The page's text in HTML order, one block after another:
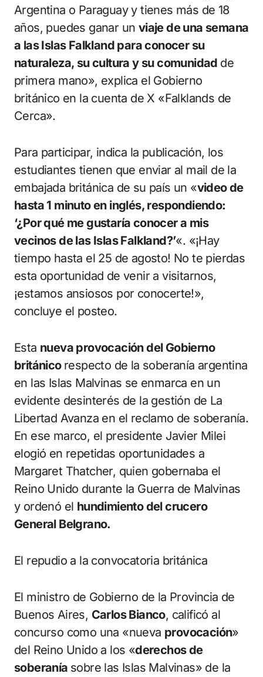
Argentina o Paraguay y tienes más de 18
años, puedes ganar un viaje de una semana
a las Islas Falkland para conocer su
naturaleza, su cultura y su comunidad de
primera mano», explica el Gobierno
británico en la cuenta de X «Falklands de
Cerca».
Para participar, indica la publicación, los
estudiantes tienen que enviar al mail de la
embajada británica de su país un «video de
hasta 1 minuto en inglés, respondiendo:
‘¿Por qué me gustaría conocer a mis
vecinos de las Islas Falkland?’«. «¡Hay
tiempo hasta el 25 de agosto! No te pierdas
esta oportunidad de venir a visitarnos,
¡estamos ansiosos por conocerte!»,
concluye el posteo.
Esta nueva provocación del Gobierno
británico respecto de la soberanía argentina
en las Islas Malvinas se enmarca en un
evidente desinterés de la gestión de La
Libertad Avanza en el reclamo de soberanía.
En ese marco, el presidente Javier Milei
elogió en repetidas oportunidades a
Margaret Thatcher, quien gobernaba el
Reino Unido durante la Guerra de Malvinas
y ordenó el hundimiento del crucero
General Belgrano.
El repudio a la convocatoria británica
El ministro de Gobierno de la Provincia de
Buenos Aires, Carlos Bianco, calificó al
concurso como una «nueva provocación»
del Reino Unido a los «derechos de
soberanía sobre las Islas Malvinas» de la